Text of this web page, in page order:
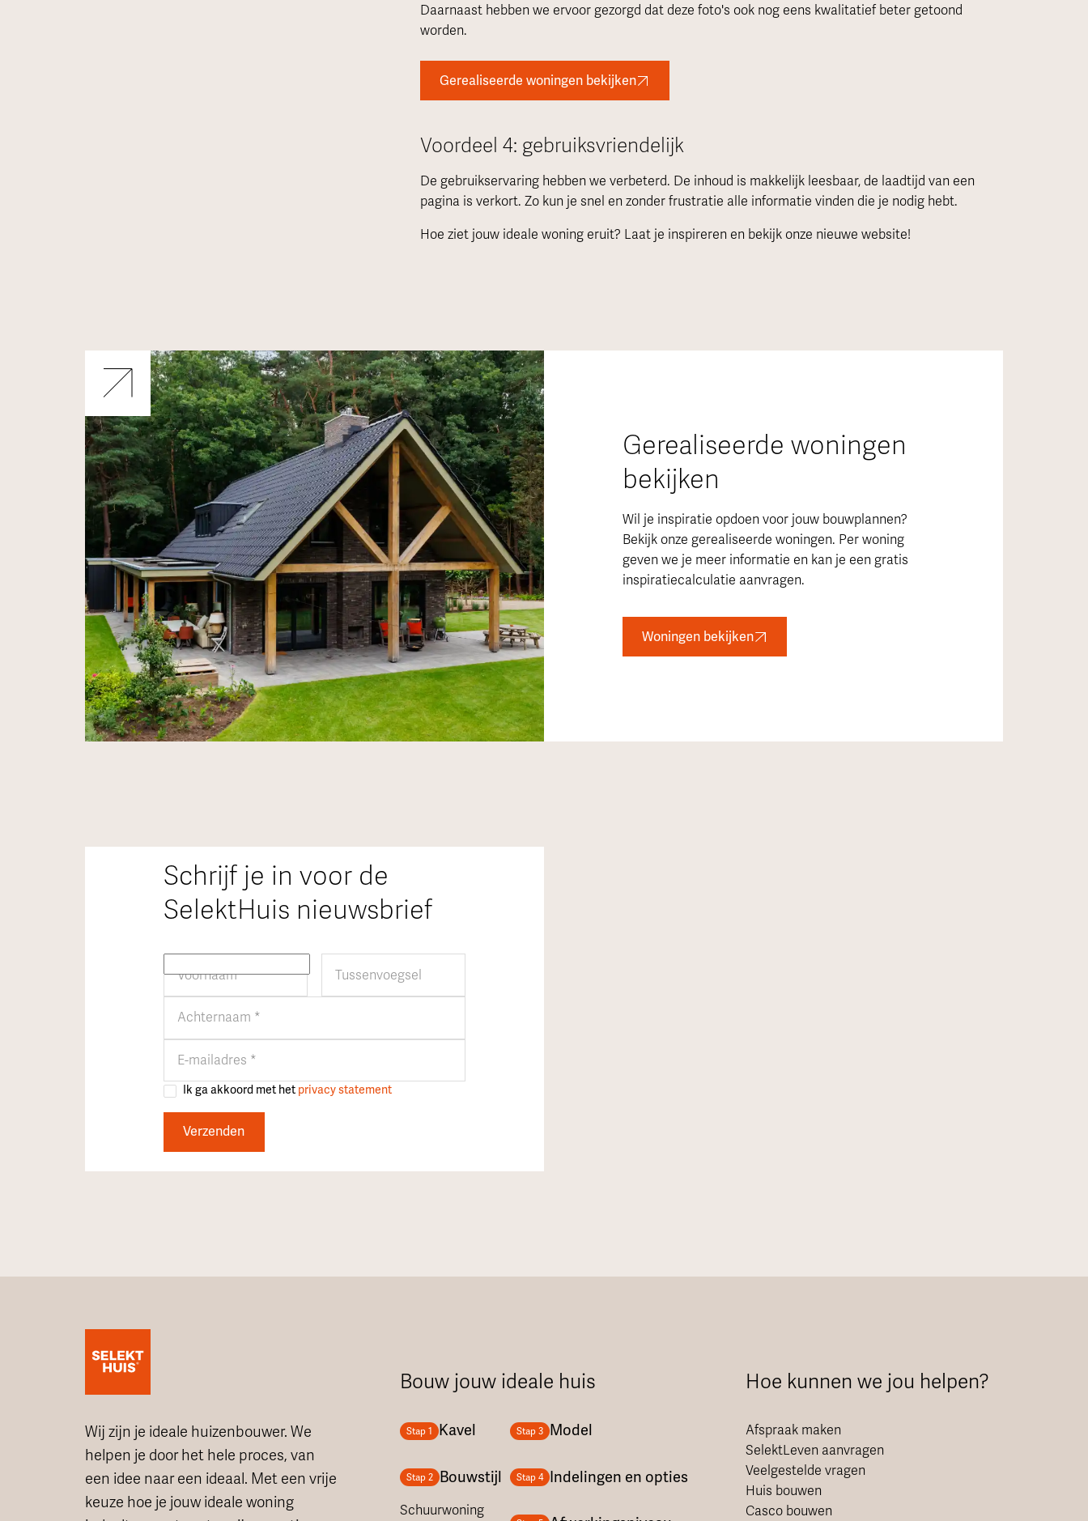
Daarnaast hebben we ervoor gezorgd dat deze foto's ook nog eens kwalitatief beter getoond
worden.
Gerealiseerde woningen bekijken
Voordeel 4: gebruiksvriendelijk
De gebruikservaring hebben we verbeterd. De inhoud is makkelijk leesbaar, de laadtijd van een
pagina is verkort. Zo kun je snel en zonder frustratie alle informatie vinden die je nodig hebt.
Hoe ziet jouw ideale woning eruit? Laat je inspireren en bekijk onze nieuwe website!
Gerealiseerde woningen
bekijken
Wil je inspiratie opdoen voor jouw bouwplannen?
Bekijk onze gerealiseerde woningen. Per woning
geven we je meer informatie en kan je een gratis
inspiratiecalculatie aanvragen.
Woningen bekijken
Schrijf je in voor de
SelektHuis nieuwsbrief
Ik ga akkoord met het privacy statement
Wij zijn je ideale huizenbouwer. We
helpen je door het hele proces, van
een idee naar een ideaal. Met een vrije
keuze hoe je jouw ideale woning
Bouw jouw ideale huis
Stap 1 Kavel
Stap 2 Bouwstijl
Schuurwoning
Stap 3 Model
Stap 4 Indelingen en opties
Hoe kunnen we jou helpen?
Afspraak maken
SelektLeven aanvragen
Veelgestelde vragen
Huis bouwen
Casco bouwen